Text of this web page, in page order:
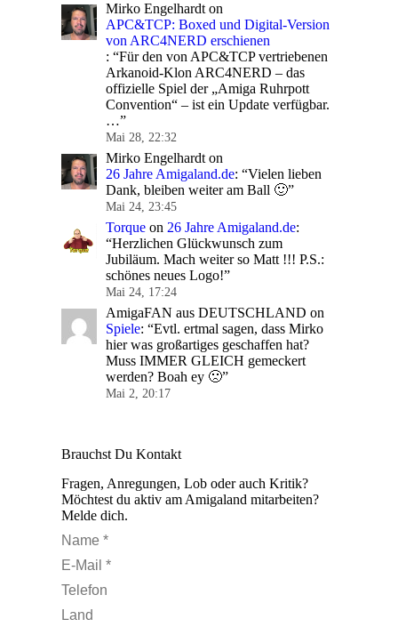
Mirko Engelhardt on
APC&TCP: Boxed und Digital-Version
von ARC4NERD erschienen
: “Für den von APC&TCP vertriebenen
Arkanoid-Klon ARC4NERD – das
offizielle Spiel der „Amiga Ruhrpott
Convention“ – ist ein Update verfügbar.
…”
Mai 28, 22:32
Mirko Engelhardt on
26 Jahre Amigaland.de: “Vielen lieben
Dank, bleiben weiter am Ball 🙂”
Mai 24, 23:45
Torque on 26 Jahre Amigaland.de:
“Herzlichen Glückwunsch zum
Jubiläum. Mach weiter so Matt !!! P.S.:
schönes neues Logo!”
Mai 24, 17:24
AmigaFAN aus DEUTSCHLAND on
Spiele: “Evtl. ertmal sagen, dass Mirko
hier was großartiges geschaffen hat?
Muss IMMER GLEICH gemeckert
werden? Boah ey 🙁”
Mai 2, 20:17
Brauchst Du Kontakt
Fragen, Anregungen, Lob oder auch Kritik?
Möchtest du aktiv am Amigaland mitarbeiten?
Melde dich.
Name *
E-Mail *
Telefon
Land